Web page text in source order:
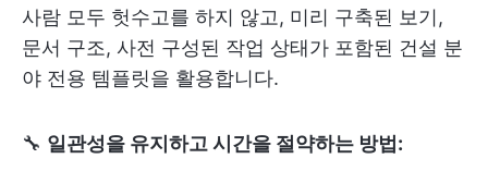
사람 모두 헛수고를 하지 않고, 미리 구축된 보기,
문서 구조, 사전 구성된 작업 상태가 포함된 건설 분
야 전용 템플릿을 활용합니다.
🔧 일관성을 유지하고 시간을 절약하는 방법: